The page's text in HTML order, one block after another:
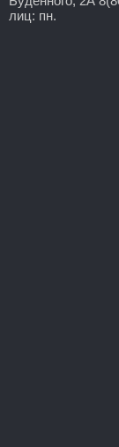
лиц: пн.